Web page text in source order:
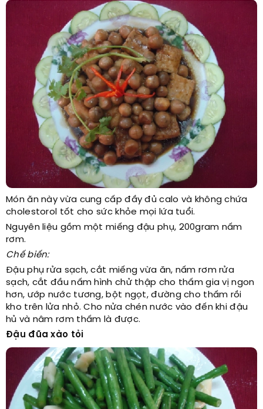
Món ăn này vừa cung cấp đầy đủ calo và không chứa
cholestorol tốt cho sức khỏe mọi lứa tuổi.
Nguyên liệu gồm một miếng đậu phụ, 200gram nấm
rơm.
Chế biến:
Đậu phụ rửa sạch, cắt miếng vừa ăn, nấm rơm rửa
sạch, cắt đầu nấm hình chử thập cho thấm gia vị ngon
hơn, ướp nước tương, bột ngọt, đường cho thấm rồi
kho trên lửa nhỏ. Cho nửa chén nước vào đến khi đậu
hủ và nâm rơm thấm là được.
Đậu đũa xào tỏi